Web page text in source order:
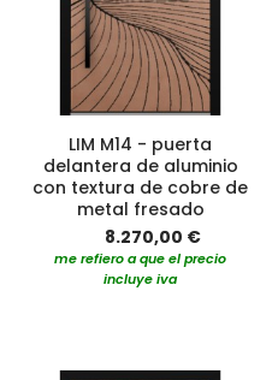
LIM M14 - puerta
delantera de aluminio
con textura de cobre de
metal fresado
8.270,00 €
me refiero a que el precio
incluye iva